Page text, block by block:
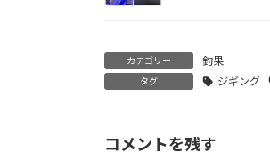
カテゴリー 釣果
タグ ジギング
コメントを残す